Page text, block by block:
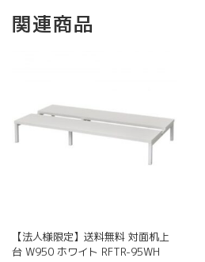
関連商品
【法人様限定】送料無料 対面机上
台 W950 ホワイト RFTR-95WH